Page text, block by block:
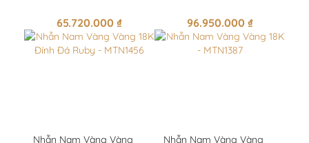
65.720.000 ₫ 96.950.000 ₫
Nhẫn Nam Vàng Vàng Nhẫn Nam Vàng Vàng